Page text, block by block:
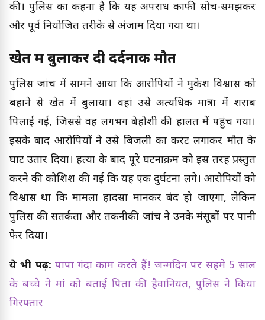
की। पुलिस का कहना है कि यह अपराध काफी सोच-समझकर
और पूर्व नियोजित तरीके से अंजाम दिया गया था।
खेत में बुलाकर दी दर्दनाक मौत
पुलिस जांच में सामने आया कि आरोपियों ने मुकेश विश्वास को
बहाने से खेत में बुलाया। वहां उसे अत्यधिक मात्रा में शराब
पिलाई गई, जिससे वह लगभग बेहोशी की हालत में पहुंच गया।
इसके बाद आरोपियों ने उसे बिजली का करंट लगाकर मौत के
घाट उतार दिया। हत्या के बाद पूरे घटनाक्रम को इस तरह प्रस्तुत
करने की कोशिश की गई कि यह एक दुर्घटना लगे। आरोपियों को
विश्वास था कि मामला हादसा मानकर बंद हो जाएगा, लेकिन
पुलिस की सतर्कता और तकनीकी जांच ने उनके मंसूबों पर पानी
फेर दिया।
ये भी पढ़ें: पापा गंदा काम करते हैं! जन्मदिन पर सहमे 5 साल
के बच्चे ने मां को बताई पिता की हैवानियत, पुलिस ने किया
गिरफ्तार